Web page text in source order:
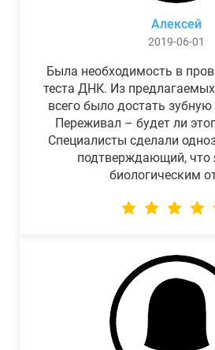
Алексей
2019-06-01
Была необходимость в
теста ДНК. Из
всего было достать
Переживал – будет ли
Специалисты сделали
подтверждающий, что
биологическим